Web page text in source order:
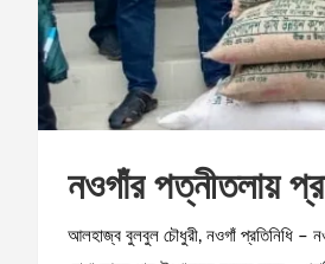
নওগাঁর পত্নীতলায়
আলহাজ্ব বুলবুল চৌধুরী, নওগাঁ প্রতিনিধি –